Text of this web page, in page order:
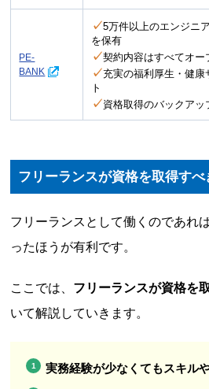
PE-
BANK
✓5万件以上のエンジニ
を保有
✓契約内容はすべてオー
✓充実の福利厚生・健康
ト
✓資格取得のバックアッ
フリーランスが資格を取得すべ
フリーランスとして働くのであれ
ったほうが有利です。
ここでは、 フリーランスが資格を
いて解説していきます。
実務経験が少なくてもスキル